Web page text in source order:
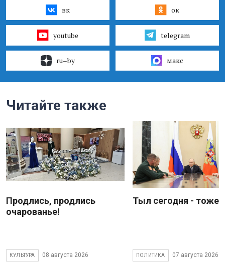
вк ок
youtube telegram
ru–by макс
Читайте также
Продлись, продлись
очарованье!
КУЛЬТУРА 08 августа 2026
Тыл сегодня - тоже
ПОЛИТИКА 07 августа 2026